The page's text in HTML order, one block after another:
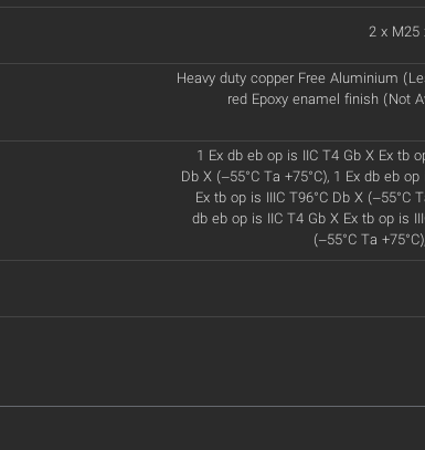
2 x M25
Heavy duty copper Free Aluminium
red Epoxy enamel finish (Not
1 Ex db eb op is IIC T4 Gb X Ex tb
Db X (–55°C Ta +75°C), 1 Ex db eb
Ex tb op is IIIC T96°C Db X (–55°C
db eb op is IIC T4 Gb X Ex tb op is
(–55°C Ta